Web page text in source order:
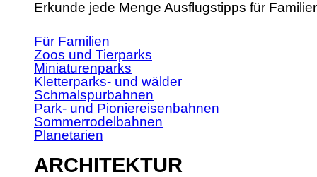
Erkunde jede Menge Ausflugstipps für
Für Familien
Zoos und Tierparks
Miniaturenparks
Kletterparks- und wälder
Schmalspurbahnen
Park- und Pioniereisenbahnen
Sommerrodelbahnen
Planetarien
ARCHITEKTUR